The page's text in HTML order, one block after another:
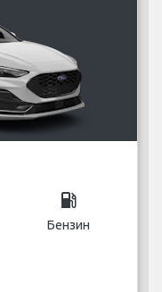
local_gas_station
Бензин